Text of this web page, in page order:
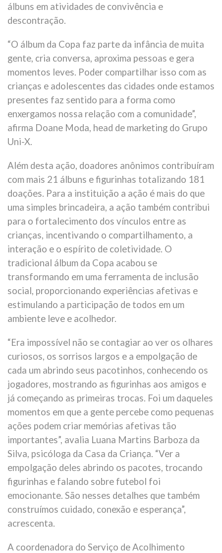
álbuns em atividades de convivência e
descontração.
“O álbum da Copa faz parte da infância de muita
gente, cria conversa, aproxima pessoas e gera
momentos leves. Poder compartilhar isso com as
crianças e adolescentes das cidades onde estamos
presentes faz sentido para a forma como
enxergamos nossa relação com a comunidade”,
afirma Doane Moda, head de marketing do Grupo
Uni-X.
Além desta ação, doadores anônimos contribuíram
com mais 21 álbuns e figurinhas totalizando 181
doações. Para a instituição a ação é mais do que
uma simples brincadeira, a ação também contribui
para o fortalecimento dos vínculos entre as
crianças, incentivando o compartilhamento, a
interação e o espírito de coletividade. O
tradicional álbum da Copa acabou se
transformando em uma ferramenta de inclusão
social, proporcionando experiências afetivas e
estimulando a participação de todos em um
ambiente leve e acolhedor.
“Era impossível não se contagiar ao ver os olhares
curiosos, os sorrisos largos e a empolgação de
cada um abrindo seus pacotinhos, conhecendo os
jogadores, mostrando as figurinhas aos amigos e
já começando as primeiras trocas. Foi um daqueles
momentos em que a gente percebe como pequenas
ações podem criar memórias afetivas tão
importantes”, avalia Luana Martins Barboza da
Silva, psicóloga da Casa da Criança. “Ver a
empolgação deles abrindo os pacotes, trocando
figurinhas e falando sobre futebol foi
emocionante. São nesses detalhes que também
construímos cuidado, conexão e esperança”,
acrescenta.
A coordenadora do Serviço de Acolhimento